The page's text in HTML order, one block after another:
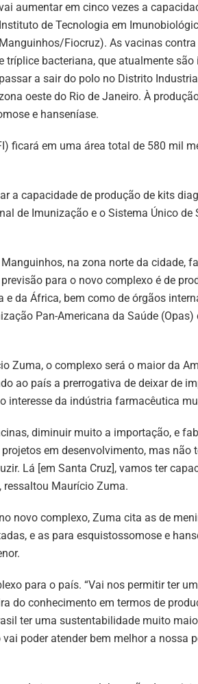
aumentar em cinco vezes a
Instituto de Tecnologia em
Manguinhos/Fiocruz). As vacinas
tríplice bacteriana, que atualmente
passar a sair do polo no Distrito
oeste do Rio de Janeiro. À
e hanseníase.
ficará em uma área total de 580 mil
a capacidade de produção de kits
de Imunização e o Sistema Único de
na zona norte da cidade,
para o novo complexo é de
da África, bem como de órgãos
Pan-Americana da Saúde (Opas)
Zuma, o complexo será o maior da
ao país a prerrogativa de deixar de
interesse da indústria farmacêutica
diminuir muito a importação, e
em desenvolvimento, mas não
Lá [em Santa Cruz], vamos ter
ressaltou Maurício Zuma.
novo complexo, Zuma cita as de
e as para esquistossomose e
para o país. “Vai nos permitir ter
do conhecimento em termos de
ter uma sustentabilidade muito
poder atender bem melhor a nossa